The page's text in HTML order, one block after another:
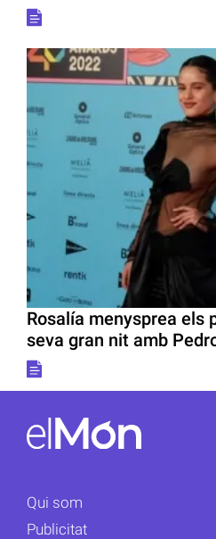
Rosalía menysprea els
seva gran nit amb
Qui som
Publicitat